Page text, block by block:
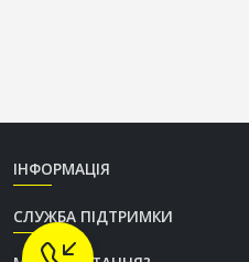
ІНФОРМАЦІЯ
СЛУЖБА ПІДТРИМКИ